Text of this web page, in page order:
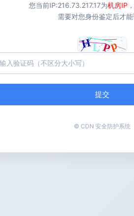
您当前IP:216.73.217.17为机房IP
需要对您身份鉴定后才
提交
© CDN 安全防护系统